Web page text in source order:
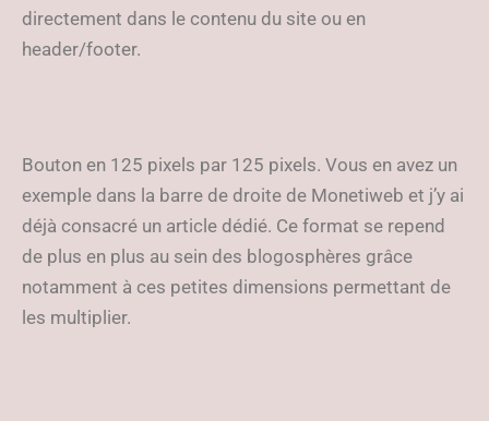
directement dans le contenu du site ou en
header/footer.
Bouton en 125 pixels par 125 pixels. Vous en avez un
exemple dans la barre de droite de Monetiweb et j’y ai
déjà consacré un article dédié. Ce format se repend
de plus en plus au sein des blogosphères grâce
notamment à ces petites dimensions permettant de
les multiplier.